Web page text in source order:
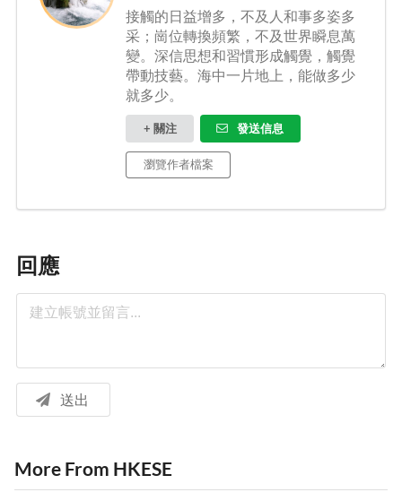
接觸的日益增多，不及人和事多姿多
采；崗位轉換頻繁，不及世界瞬息萬
變。深信思想和習慣形成觸覺，觸覺
帶動技藝。海中一片地上，能做多少
就多少。
+ 關注 發送信息
瀏覽作者檔案
回應
送出
More From HKESE